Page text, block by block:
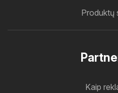
Produktų
Kaip